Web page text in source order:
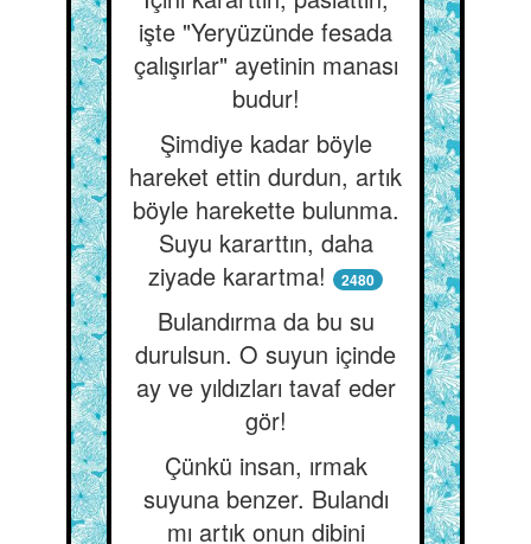
işte "Yeryüzünde fesada
çalışırlar" ayetinin manası
budur!
Şimdiye kadar böyle
hareket ettin durdun, artık
böyle harekette bulunma.
Suyu kararttın, daha
ziyade karartma!
2480
Bulandırma da bu su
durulsun. O suyun içinde
ay ve yıldızları tavaf eder
gör!
Çünkü insan, ırmak
suyuna benzer. Bulandı
mı artık onun dibini